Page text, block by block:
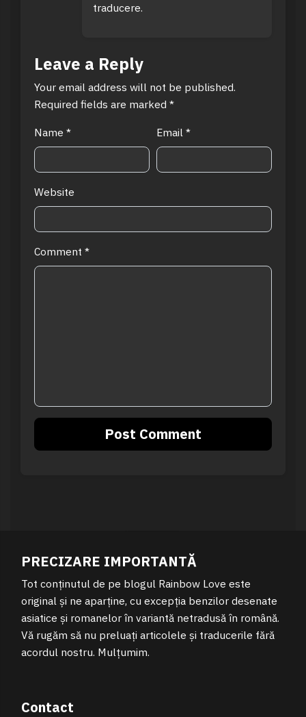
traducere.
Leave a Reply
Your email address will not be published.
Required fields are marked *
Name * Email *
Website
Comment *
PRECIZARE IMPORTANTĂ
Tot conținutul de pe blogul Rainbow Love este
original și ne aparține, cu excepția benzilor desenate
asiatice și romanelor în variantă netradusă în română.
Vă rugăm să nu preluați articolele și traducerile fără
acordul nostru. Mulțumim.
Contact